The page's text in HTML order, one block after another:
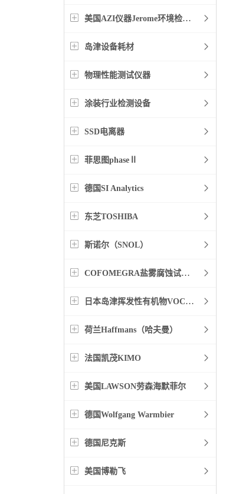
美国AZI仪器Jerome环境检测仪器
岛津设备耗材
物理性能测试仪器
涂装行业检测设备
SSD电离器
菲思图phaseⅡ
德国SI Analytics
东芝TOSHIBA
斯诺尔（SNOL）
COFOMEGRA盐雾腐蚀试验箱
日本岛津挥发性有机物VOC检测
荷兰Haffmans（哈夫曼）
法国凯茂KIMO
美国LAWSON劳森海默菲尔
德国Wolfgang Warmbier
德国尼克斯
美国博勒飞